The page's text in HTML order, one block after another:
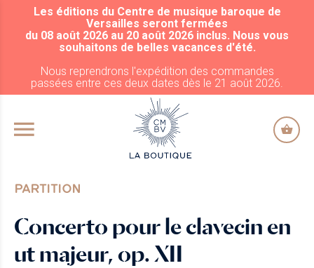
ALLER AU CONTENU PRINCIPAL
Les éditions du Centre de musique baroque de
Versailles seront fermées
du 08 août 2026 au 20 août 2026 inclus. Nous vous
souhaitons de belles vacances d'été.
Nous reprendrons l'expédition des commandes
passées entre ces deux dates dès le 21 août 2026.
PARTITION
Concerto pour le clavecin en
ut majeur, op. XII